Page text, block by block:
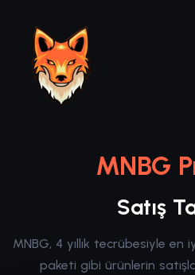
MNBG
Satış
MNBG, 4 yıllık tecrübesiyle
paketi gibi ürünlerin